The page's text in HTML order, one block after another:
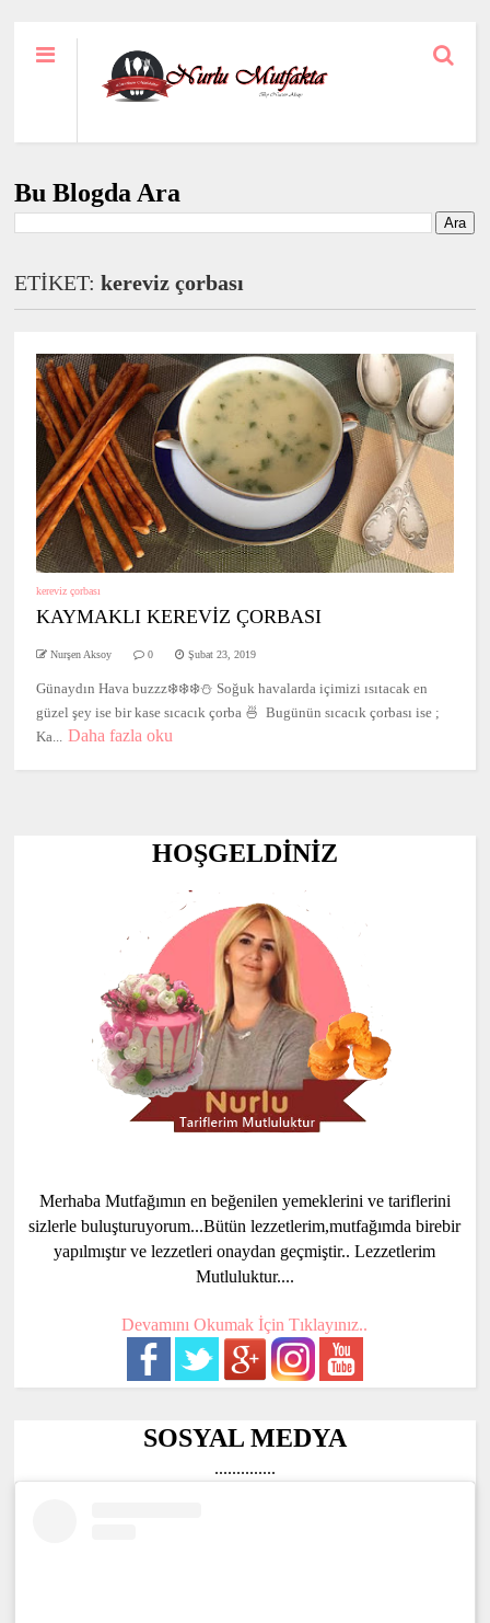
Bu Blogda Ara
ETİKET:kereviz çorbası
kereviz çorbası
KAYMAKLI KEREVİZ ÇORBASI
Nurşen Aksoy 0 Şubat 23, 2019
Günaydın Hava buzzz❄️❄️❄️⛄️ Soğuk havalarda içimizi ısıtacak en
güzel şey ise bir kase sıcacık çorba 🍜 Bugünün sıcacık çorbası ise ;
Ka... Daha fazla oku
HOŞGELDİNİZ
Merhaba Mutfağımın en beğenilen yemeklerini ve tariflerini
sizlerle buluşturuyorum...Bütün lezzetlerim,mutfağımda birebir
yapılmıştır ve lezzetleri onaydan geçmiştir.. Lezzetlerim
Mutluluktur....
Devamını Okumak İçin Tıklayınız..
SOSYAL MEDYA
..............